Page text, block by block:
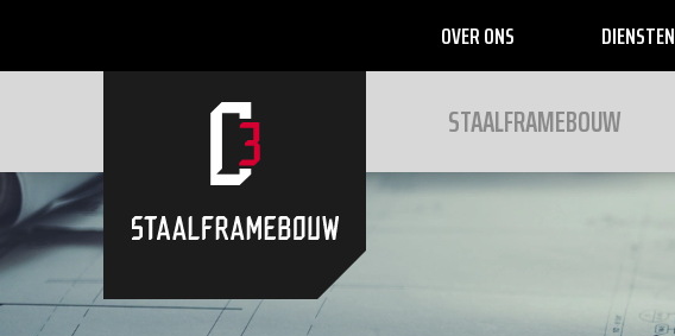
OVER ONS DIENSTEN
STAALFRAMEBOUW